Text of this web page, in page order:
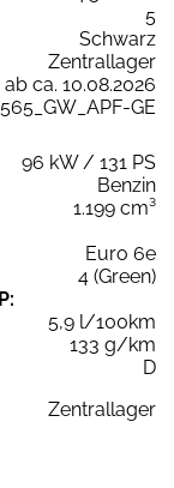
5
Schwarz
Zentrallager
ab ca. 10.08.2026
GE
96 kW / 131 PS
Benzin
1.199 cm³
Euro 6e
4 (Green)
5,9 l/100km
133 g/km
D
Zentrallager